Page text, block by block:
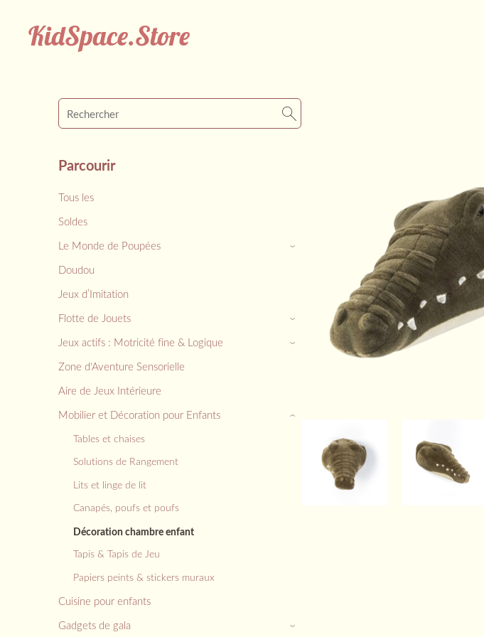
KidSpace.Store
Parcourir
Tous les
Soldes
Le Monde de Poupées
›
Doudou
Jeux d’Imitation
Flotte de Jouets
›
Jeux actifs : Motricité fine & Logique ›
Zone d'Aventure Sensorielle
Aire de Jeux Intérieure
Mobilier et Décoration pour Enfants
Tables et chaises
Solutions de Rangement
Lits et linge de lit
Canapés, poufs et poufs
Décoration chambre enfant
Tapis & Tapis de Jeu
Papiers peints & stickers muraux
›
Cuisine pour enfants
Gadgets de gala
›